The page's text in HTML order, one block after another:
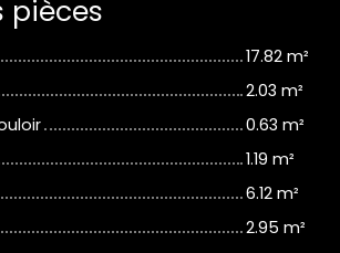
pièces
17.82 m²
2.03 m²
0.63 m²
1.19 m²
6.12 m²
2.95 m²